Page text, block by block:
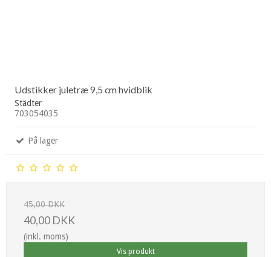
Udstikker juletræ 9,5 cm hvidblik
Städter
703054035
På lager
45,00 DKK
40,00 DKK
(inkl. moms)
Vis produkt